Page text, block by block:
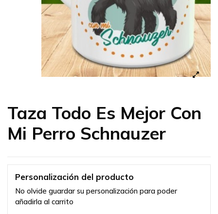
Taza Todo Es Mejor Con
Mi Perro Schnauzer
Personalización del producto
No olvide guardar su personalización para poder
añadirla al carrito